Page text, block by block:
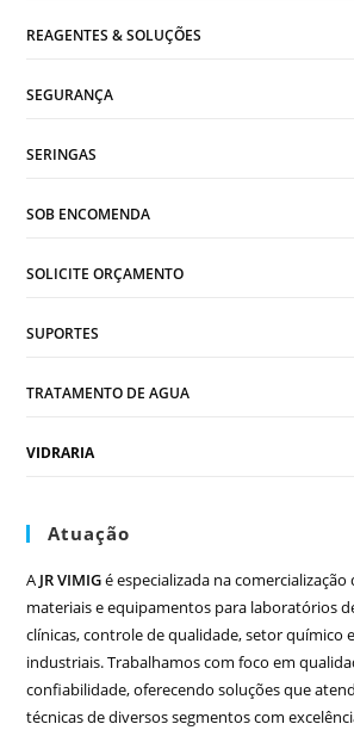
REAGENTES & SOLUÇÕES
SEGURANÇA
SERINGAS
SOB ENCOMENDA
SOLICITE ORÇAMENTO
SUPORTES
TRATAMENTO DE AGUA
VIDRARIA
Atuação
A JR VIMIGé especializada na
materiais e equipamentos para laboratórios
clínicas, controle de qualidade, setor químico
industriais. Trabalhamos com foco em
confiabilidade, oferecendo soluções que
técnicas de diversos segmentos com